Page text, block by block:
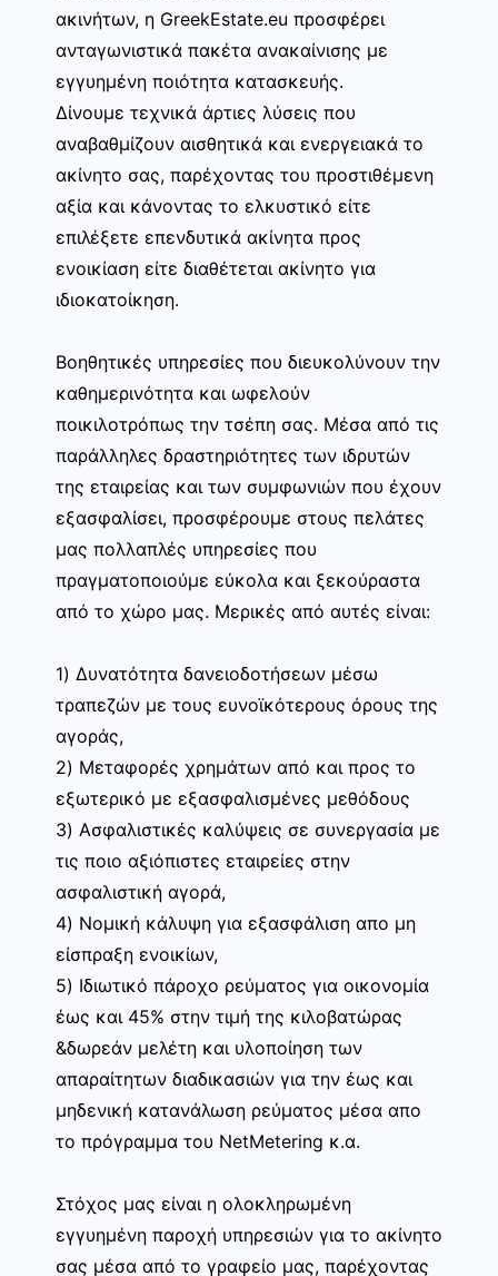
ακινήτων, η GreekEstate.eu προσφέρει
ανταγωνιστικά πακέτα ανακαίνισης με
εγγυημένη ποιότητα κατασκευής.
Δίνουμε τεχνικά άρτιες λύσεις που
αναβαθμίζουν αισθητικά και ενεργειακά το
ακίνητο σας, παρέχοντας του προστιθέμενη
αξία και κάνοντας το ελκυστικό είτε
επιλέξετε επενδυτικά ακίνητα προς
ενοικίαση είτε διαθέτεται ακίνητο για
ιδιοκατοίκηση.
Βοηθητικές υπηρεσίες που διευκολύνουν την
καθημερινότητα και ωφελούν
ποικιλοτρόπως την τσέπη σας. Μέσα από τις
παράλληλες δραστηριότητες των ιδρυτών
της εταιρείας και των συμφωνιών που έχουν
εξασφαλίσει, προσφέρουμε στους πελάτες
μας πολλαπλές υπηρεσίες που
πραγματοποιούμε εύκολα και ξεκούραστα
από το χώρο μας. Μερικές από αυτές είναι:
1) Δυνατότητα δανειοδοτήσεων μέσω
τραπεζών με τους ευνοϊκότερους όρους της
αγοράς,
2) Μεταφορές χρημάτων από και προς το
εξωτερικό με εξασφαλισμένες μεθόδους
3) Ασφαλιστικές καλύψεις σε συνεργασία με
τις ποιο αξιόπιστες εταιρείες στην
ασφαλιστική αγορά,
4) Νομική κάλυψη για εξασφάλιση απο μη
είσπραξη ενοικίων,
5) Ιδιωτικό πάροχο ρεύματος για οικονομία
έως και 45% στην τιμή της κιλοβατώρας
&δωρεάν μελέτη και υλοποίηση των
απαραίτητων διαδικασιών για την έως και
μηδενική κατανάλωση ρεύματος μέσα απο
το πρόγραμμα του NetMetering κ.α.
Στόχος μας είναι η ολοκληρωμένη
εγγυημένη παροχή υπηρεσιών για το ακίνητο
σας μέσα από το γραφείο μας, παρέχοντας